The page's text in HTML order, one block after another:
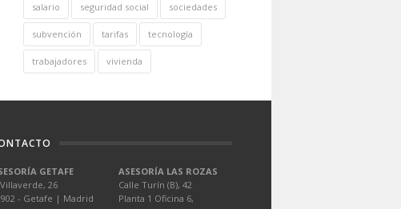
salario seguridad social sociedades
subvención tarifas tecnología
trabajadores vivienda
GETAFE
26
- Getafe | Madrid
ASESORÍA LAS ROZAS
Calle Turín (B), 42
Planta 1 Oficina 6,